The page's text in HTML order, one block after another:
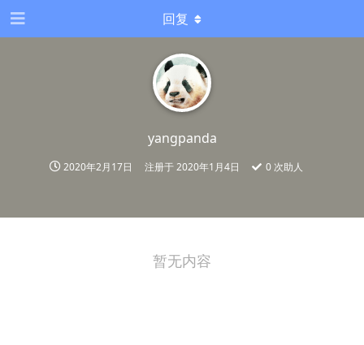
yangpanda
2020年2月17日 注册于2020年1月4日 0次助人
回复
暂无内容